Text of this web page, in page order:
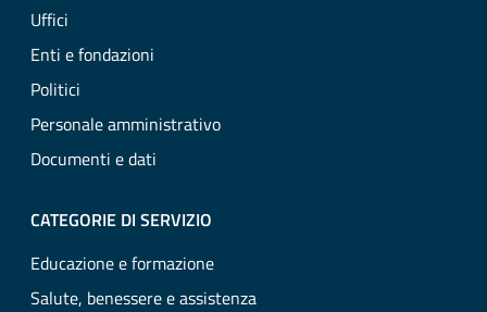
Uffici
Enti e fondazioni
Politici
Personale amministrativo
Documenti e dati
CATEGORIE DI SERVIZIO
Educazione e formazione
Salute, benessere e assistenza